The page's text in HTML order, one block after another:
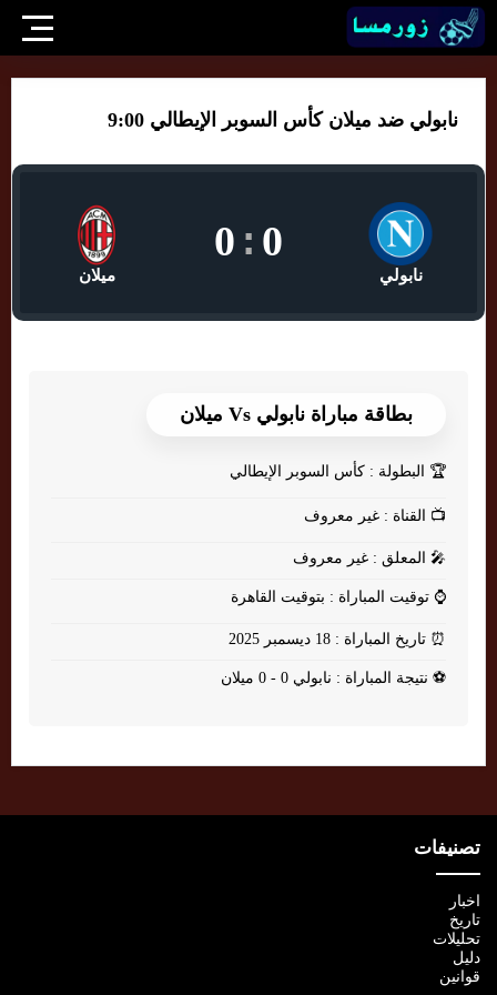
نابولي ضد ميلان كأس السوبر الإيطالي 9:00
نابولي
0
:
0
ميلان
بطاقة مباراة نابولي Vs ميلان
🏆 البطولة : كأس السوبر الإيطالي
📺 القناة : غير معروف
🎤 المعلق : غير معروف
⌚ توقيت المباراة : بتوقيت القاهرة
⏰ تاريخ المباراة : 18 ديسمبر 2025
⚽ نتيجة المباراة : نابولي 0 - 0 ميلان
تصنيفات
اخبار
تاريخ
تحليلات
دليل
قوانين